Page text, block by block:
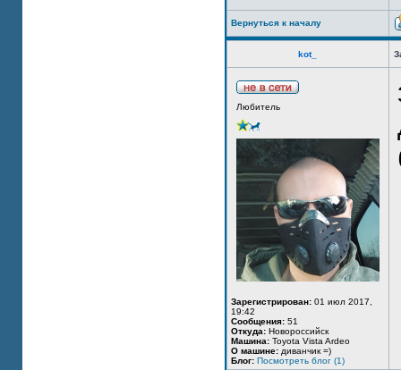
Вернуться к началу
kot_
Любитель
Зарегистрирован: 01 июл 2017,
19:42
Сообщения: 51
Откуда: Новороссийск
Машина: Toyota Vista Ardeo
О машине: диванчик =)
Блог: Посмотреть блог (1)